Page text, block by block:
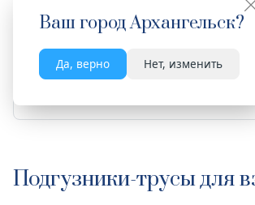
Ваш городАрхангельск?
Да, верно Нет, изменить
Весь сайт
Подгузники-трусы для